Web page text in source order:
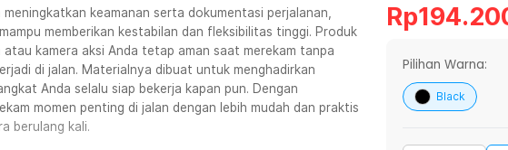
Senin - Jumat (07:00 - 20:00), Sabtu - Minggu (08:00 - 20:00), Tutup pada Idul Fitri
Senin - Jumat (08:00 - 20:00), Sabtu - Minggu/ Libur Nasional (08:00 - 17:00) Selengkapnya
Senin - Jumat (08:00 - 20:00), Sabtu - Minggu/ Libur Nasional (08:00 - 17:00)
keamanan serta dokumentasi perjalanan,
memberikan kestabilan dan fleksibilitas tinggi. Produk
kamera aksi Anda tetap aman saat merekam tanpa
di jalan. Materialnya dibuat untuk menghadirkan
Anda selalu siap bekerja kapan pun. Dengan
momen penting di jalan dengan lebih mudah dan praktis
berulang kali.
Rp
Pilihan Warna:
Black